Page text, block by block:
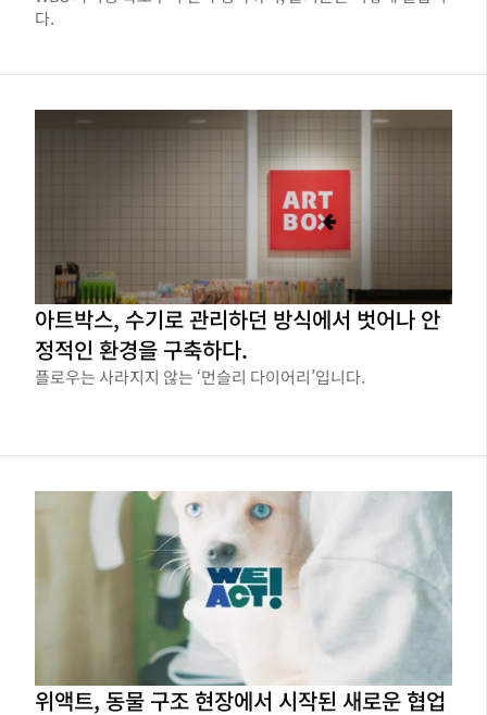
다.
아트박스, 수기로 관리하던 방식에서 벗어나 안
정적인 환경을 구축하다.
플로우는 사라지지 않는 ‘먼슬리 다이어리’입니다.
위액트, 동물 구조 현장에서 시작된 새로운 협업